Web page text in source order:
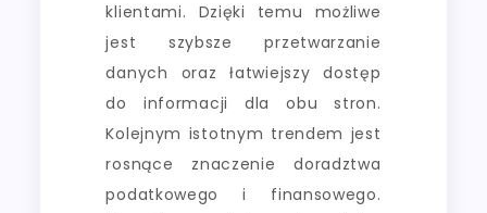
klientami. Dzięki temu możliwe
jest szybsze przetwarzanie
danych oraz łatwiejszy dostęp
do informacji dla obu stron.
Kolejnym istotnym trendem jest
rosnące znaczenie doradztwa
podatkowego i finansowego.